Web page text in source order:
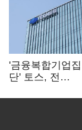
'금융복합기업집
단' 토스, 전
표준화